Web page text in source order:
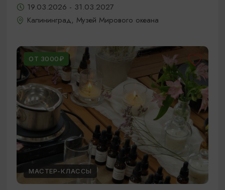
19.03.2026 - 31.03.2027
Калининград, Музей Мирового океана
ОТ 3000₽
МАСТЕР-КЛАССЫ